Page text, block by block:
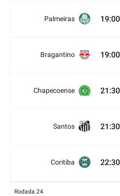
Palmeiras 19:00
Bragantino 19:00
Chapecoense 21:30
Santos 21:30
Coritiba 22:30
Rodada 24